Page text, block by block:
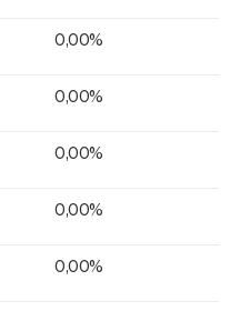
0,00%
0,00%
0,00%
0,00%
0,00%